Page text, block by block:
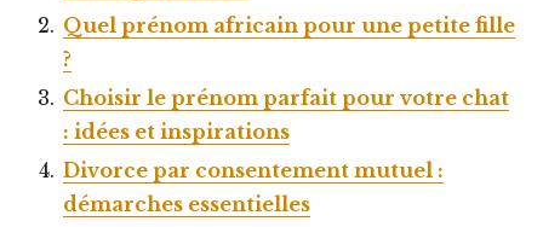
Quel prénom africain pour une petite fille
?
Choisir le prénom parfait pour votre chat
: idées et inspirations
Divorce par consentement mutuel :
démarches essentielles